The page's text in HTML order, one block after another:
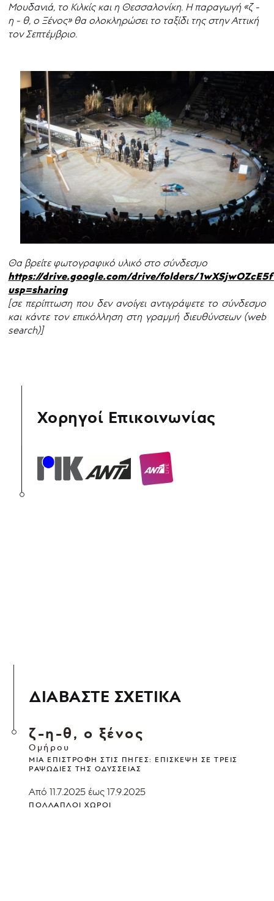
Μουδανιά, το Κιλκίς και η Θεσσαλονίκη. Η παραγωγή «ζ -
η - θ, ο Ξένος» θα ολοκληρώσει το ταξίδι της στην Αττική
τον Σεπτέμβριο.
Θα βρείτε φωτογραφικό υλικό στο σύνδεσμο
https://drive.google.com/drive/folders/
usp=sharing
[σε περίπτωση που δεν ανοίγει αντιγράψετε το σύνδεσμο
και κάντε τον επικόλληση στη γραμμή διευθύνσεων (web
search)]
Χορηγοί Επικοινωνίας
ΔΙΑΒΑΣΤΕ ΣΧΕΤΙΚΑ
ζ-η-θ, ο ξένος
Ομήρου
ΜΙΑ ΕΠΙΣΤΡΟΦΉ ΣΤΙΣ ΠΗΓΈΣ: ΕΠΊΣΚΕΨΗ ΣΕ ΤΡΕΙΣ
ΡΑΨΩΔΊΕΣ ΤΗΣ ΟΔΎΣΣΕΙΑΣ
Από 11.7.2025 έως 17.9.2025
ΠΟΛΛΑΠΛΟΊ ΧΏΡΟΙ